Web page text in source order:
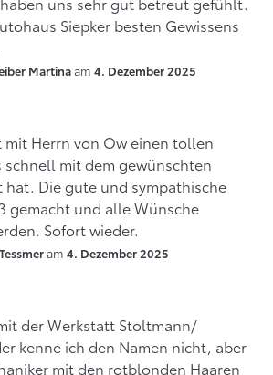
Siepker besten Gewissens
Martinaam 4. Dezember 2025
mit Herrn von Ow einen tollen
schnell mit dem gewünschten
hat. Die gute und sympathische
gemacht und alle Wünsche
Sofort wieder.
am 4. Dezember 2025
der Werkstatt Stoltmann/
kenne ich den Namen nicht, aber
mit den rotblonden Haaren